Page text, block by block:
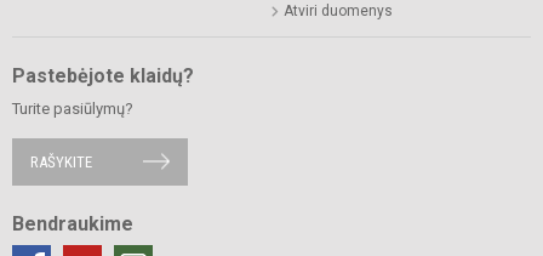
Atviri duomenys
Pastebėjote klaidų?
Turite pasiūlymų?
RAŠYKITE
Bendraukime